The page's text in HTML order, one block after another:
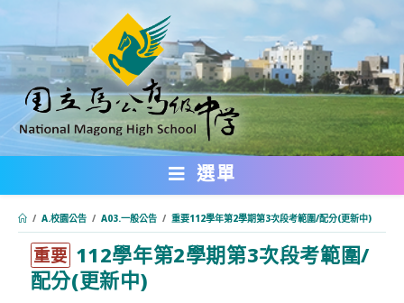
轉
主
要
內
選單
/ A.校園公告 / A03.一般公告 / 重要112學年第2學期第3次段考範圍/配分(更新中)
重要 112學年第2學期第3次段考範圍/
配分(更新中)